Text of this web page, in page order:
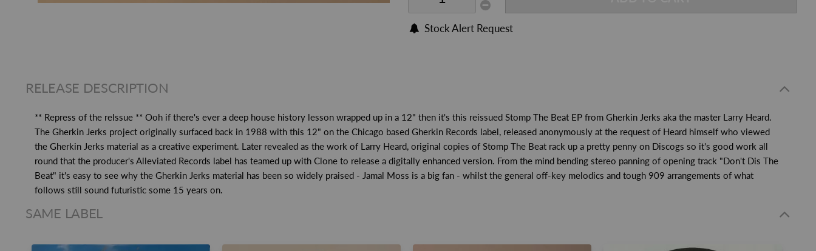
Stock Alert Request
RELEASE DESCRIPTION
** Repress of the reIssue ** Ooh if there's ever a deep house history lesson wrapped up in a 12" then it's this reissued Stomp The Beat EP from Gherkin Jerks aka the master Larry Heard.
The Gherkin Jerks project originally surfaced back in 1988 with this 12" on the Chicago based Gherkin Records label, released anonymously at the request of Heard himself who viewed
the Gherkin Jerks material as a creative experiment. Later revealed as the work of Larry Heard, original copies of Stomp The Beat rack up a pretty penny on Discogs so it's good work all
round that the producer's Alleviated Records label has teamed up with Clone to release a digitally enhanced version. From the mind bending stereo panning of opening track "Don't Dis The
Beat" it's easy to see why the Gherkin Jerks material has been so widely praised - Jamal Moss is a big fan - whilst the general off-key melodics and tough 909 arrangements of what
follows still sound futuristic some 15 years on.
SAME LABEL